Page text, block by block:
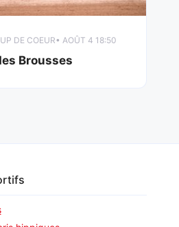
DE COEUR• AOÛT 4 18:50
Brousses